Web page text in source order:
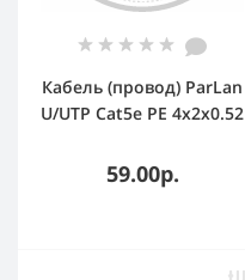
Кабель (провод) ParLan
U/UTP Cat5e PE 4х2х0.52
59.00р.